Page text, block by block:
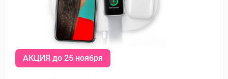
АКЦИЯ до 25 ноября